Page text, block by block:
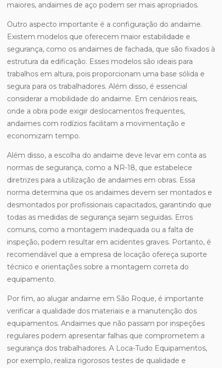
maiores, andaimes de aço podem ser mais apropriados.
Outro aspecto importante é a configuração do andaime.
Existem modelos que oferecem maior estabilidade e
segurança, como os andaimes de fachada, que são fixados à
estrutura da edificação. Esses modelos são ideais para
trabalhos em altura, pois proporcionam uma base sólida e
segura para os trabalhadores. Além disso, é essencial
considerar a mobilidade do andaime. Em cenários reais,
onde a obra pode exigir deslocamentos frequentes,
andaimes com rodízios facilitam a movimentação e
economizam tempo.
Além disso, a escolha do andaime deve levar em conta as
normas de segurança, como a NR-18, que estabelece
diretrizes para a utilização de andaimes em obras. Essa
norma determina que os andaimes devem ser montados e
desmontados por profissionais capacitados, garantindo que
todas as medidas de segurança sejam seguidas. Erros
comuns, como a montagem inadequada ou a falta de
inspeção, podem resultar em acidentes graves. Portanto, é
recomendável que a empresa de locação ofereça suporte
técnico e orientações sobre a montagem correta do
equipamento.
Por fim, ao alugar andaime em São Roque, é importante
verificar a qualidade dos materiais e a manutenção dos
equipamentos. Andaimes que não passam por inspeções
regulares podem apresentar falhas que comprometem a
segurança dos trabalhadores. A Loca-Tudo Equipamentos,
por exemplo, realiza rigorosos testes de qualidade e